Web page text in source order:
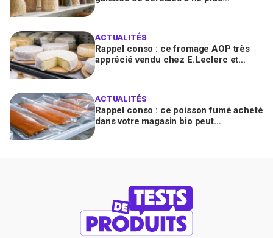
ACTUALITÉS
Rappel conso : ce fromage AOP très
apprécié vendu chez E.Leclerc et
ACTUALITÉS
Rappel conso : ce poisson fumé acheté
dans votre magasin bio peut